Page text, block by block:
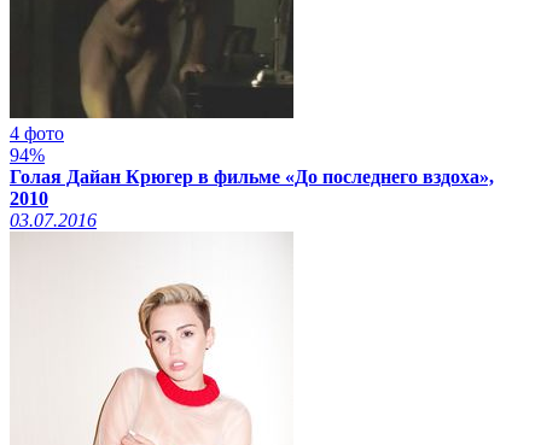
4 фото
94%
Голая Дайан Крюгер в фильме «До последнего вздоха»,
2010
03.07.2016